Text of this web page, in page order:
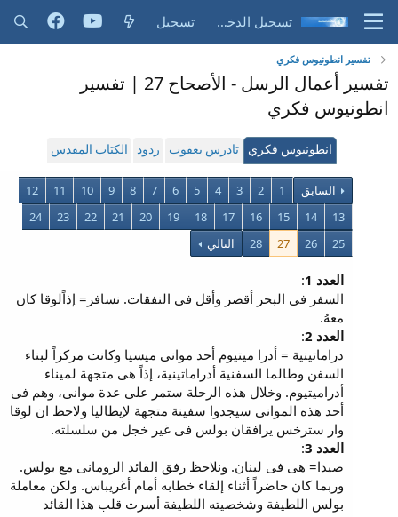
تسجيل الدخول تسجيل
تفسير انطونيوس فكري
تفسير أعمال الرسل - الأصحاح 27 | تفسير
انطونيوس فكري
انطونيوس فكري تادرس يعقوب ردود الكتاب المقدس
السابق 1
2
3
4
5
6
7
8
9
10
11
12
13
14
15
16
17
18
19
20
21
22
23
24
25
26
27
28 التالي
العدد 1
:
السفر فى البحر أقصر وأقل فى النفقات. نسافر= إذاًلوقا كان
معهُ.
العدد 2
:
دراماتينية = أدرا ميتيوم أحد موانى ميسيا وكانت مركزاً لبناء
السفن وطالما السفنية أدراماتينية، إذاً هى متجهة لميناء
أدراميتيوم. وخلال هذه الرحلة ستمر على عدة موانى، وهم فى
أحد هذه الموانى سيجدوا سفينة متجهة لإيطاليا ولاحظ ان لوقا
وار سترخس يرافقان بولس فى غير خجل من سلسلته.
العدد 3
:
صيدا= هى فى لبنان. ونلاحظ رفق القائد الرومانى مع بولس.
وربما كان حاضراً أثناء إلقاء خطابه أمام أغريباس. ولكن معاملة
بولس اللطيفة وشخصيته اللطيفة أسرت قلب هذا القائد